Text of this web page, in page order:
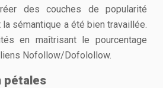
des couches de popularité
sémantique a été bien travaillée.
en maîtrisant le pourcentage
liens Nofollow/Dofolollow.
pétales